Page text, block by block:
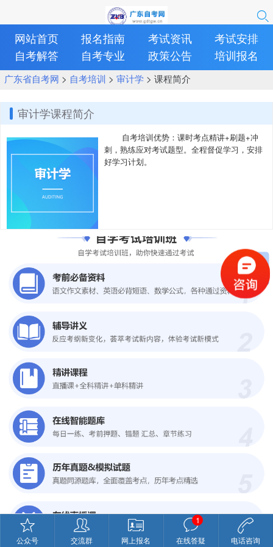
公众号 交流群 网上报名 在线答疑
1
电话咨询
网站首页 报名指南 考试资讯
考试安排
自考解答
自考专业 政策公告 培训报名
广东省自考网 > 自考培训 > 审计学 > 课程简介
审计学课程简介
自考培训优势：课时考点精讲+刷题+冲
刺，熟练应对考试题型。全程督促学习，安排
好学习计划。